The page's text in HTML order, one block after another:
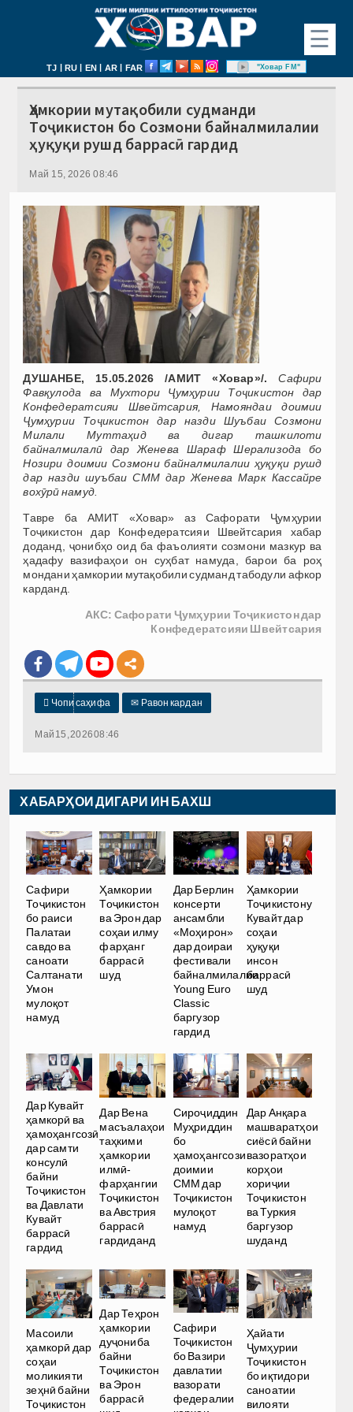
☰
TJ | RU | EN | AR | FAR "Ховар FM"
Ҳамкории мутақобили судманди
Тоҷикистон бо Созмони байналмилалии
ҳуқуқи рушд баррасӣ гардид
Май 15, 2026 08:46
ДУШАНБЕ, 15.05.2026 /АМИТ «Ховар»/.
Сафири
Фавқулода ва Мухтори Ҷумҳурии Тоҷикистон дар
Конфедератсияи Швейтсария, Намояндаи доимии
Ҷумҳурии Тоҷикистон дар назди Шуъбаи Созмони
Милали Муттаҳид ва дигар ташкилоти
байналмилалӣ дар Женева Шараф Шерализода бо
Нозири доимии Созмони байналмилалии ҳуқуқи рушд
дар назди шуъбаи СММ дар Женева Марк Кассайре
вохӯрӣ намуд.
Тавре ба АМИТ «Ховар» аз Сафорати Ҷумҳурии
Тоҷикистон дар Конфедератсияи Швейтсария хабар
доданд, ҷонибҳо оид ба фаъолияти созмони мазкур ва
ҳадафу вазифаҳои он суҳбат намуда, барои ба роҳ
мондани ҳамкории мутақобили судманд табодули афкор
карданд.
АКС: Сафорати Ҷумҳурии Тоҷикистон дар
Конфедератсияи Швейтсария
 Чопи саҳифа ✉ Равон кардан
Май 15, 2026 08:46
ХАБАРҲОИ ДИГАРИ ИН БАХШ
Сафири
Тоҷикистон
бо раиси
Палатаи
савдо ва
саноати
Салтанати
Умон
мулоқот
намуд
Ҳамкории
Тоҷикистон
ва Эрон дар
соҳаи илму
фарҳанг
баррасӣ
шуд
Дар Берлин
консерти
ансамбли
«Моҳирон»
дар доираи
фестивали
байналмилалии
Young Euro
Classic
баргузор
гардид
Ҳамкории
Тоҷикистону
Кувайт дар
соҳаи
ҳуқуқи
инсон
баррасӣ
шуд
Дар Кувайт
ҳамкорӣ ва
ҳамоҳангсозӣ
дар самти
консулӣ
байни
Тоҷикистон
ва Давлати
Кувайт
баррасӣ
гардид
Дар Вена
масъалаҳои
таҳкими
ҳамкории
илмӣ-
фарҳангии
Тоҷикистон
ва Австрия
баррасӣ
гардиданд
Сироҷиддин
Муҳриддин
бо
ҳамоҳангсози
доимии
СММ дар
Тоҷикистон
мулоқот
намуд
Дар Анқара
машваратҳои
сиёсӣ байни
вазоратҳои
корҳои
хориҷии
Тоҷикистон
ва Туркия
баргузор
шуданд
Масоили
ҳамкорӣ дар
соҳаи
моликияти
зеҳнӣ байни
Тоҷикистон
Дар Теҳрон
ҳамкории
дуҷониба
байни
Тоҷикистон
ва Эрон
баррасӣ
Сафири
Тоҷикистон
бо Вазири
давлатии
вазорати
федералии
Ҳайати
Ҷумҳурии
Тоҷикистон
бо иқтидори
саноатии
вилояти